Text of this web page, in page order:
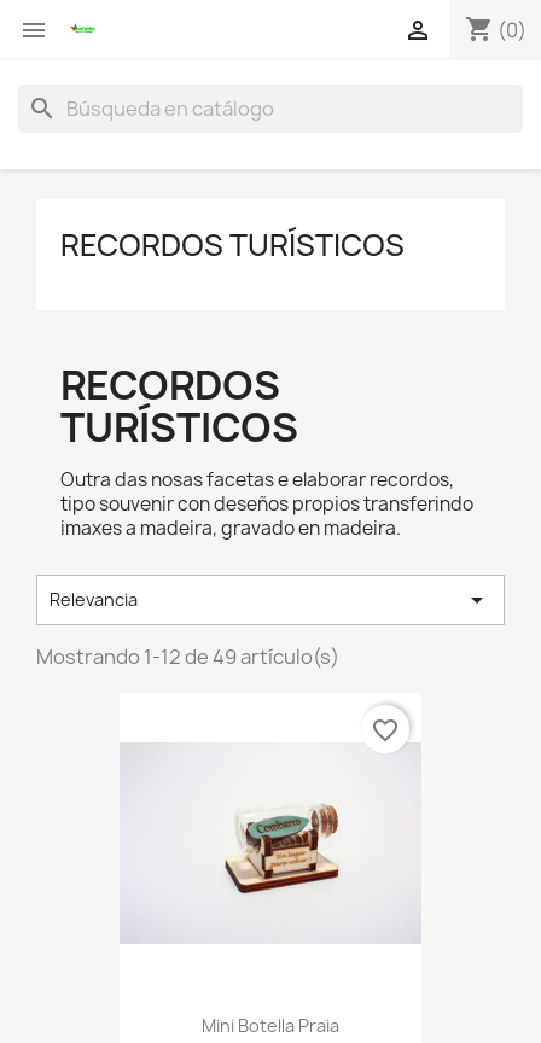
 shopping_cart (0)

search
RECORDOS TURÍSTICOS
RECORDOS
TURÍSTICOS
Outra das nosas facetas e elaborar recordos,
tipo souvenir con deseños propios transferindo
imaxes a madeira, gravado en madeira.
Relevancia 
Mostrando 1-12 de 49 artículo(s)
Mini Botella Praia
favorite_border